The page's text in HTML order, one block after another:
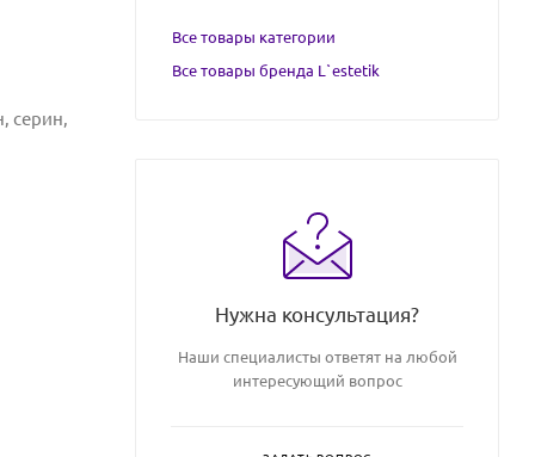
серин,
Все товары категории
Все товары бренда L`estetik
Нужна консультация?
Наши специалисты ответят на любой
интересующий вопрос